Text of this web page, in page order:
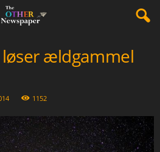
ældgammel
1152